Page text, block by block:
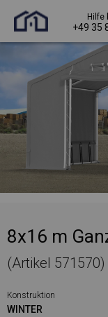
Hilfe
+49 35
8x16 m
(Artikel 571570)
Konstruktion
WINTER